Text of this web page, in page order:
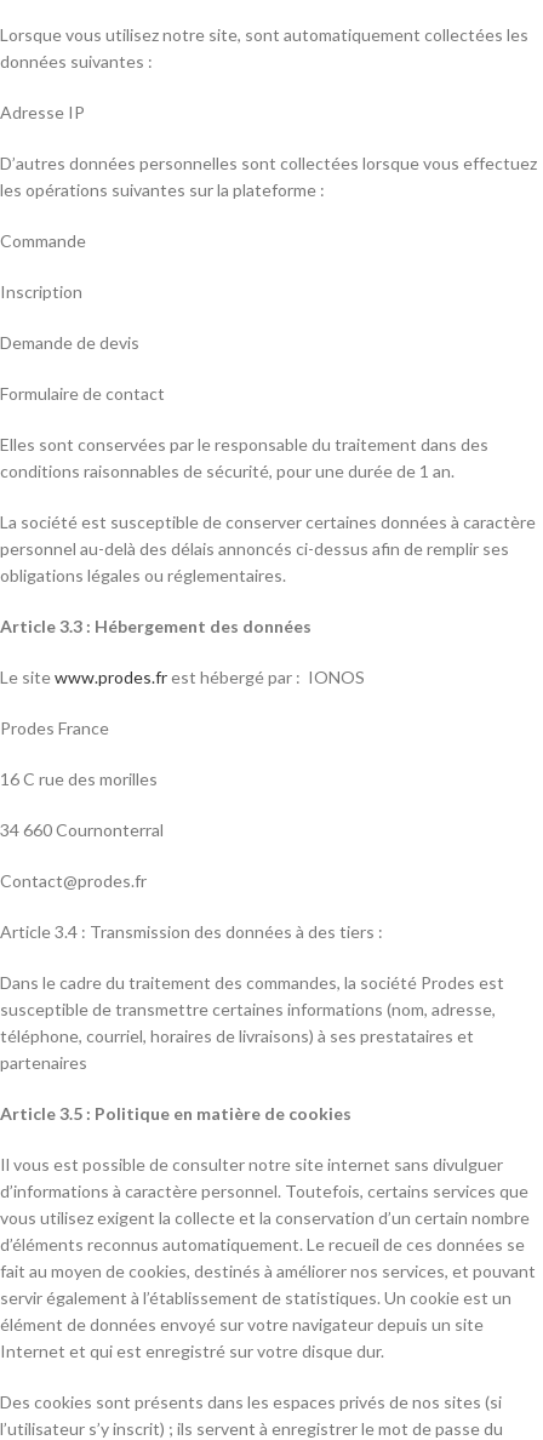
Lorsque vous utilisez notre site, sont automatiquement collectées les
données suivantes :
Adresse IP
D’autres données personnelles sont collectées lorsque vous effectuez
les opérations suivantes sur la plateforme :
Commande
Inscription
Demande de devis
Formulaire de contact
Elles sont conservées par le responsable du traitement dans des
conditions raisonnables de sécurité, pour une durée de 1 an.
La société est susceptible de conserver certaines données à caractère
personnel au-delà des délais annoncés ci-dessus afin de remplir ses
obligations légales ou réglementaires.
Article 3.3 : Hébergement des données
Le sitewww.prodes.frest hébergé par : IONOS
Prodes France
16 C rue des morilles
34 660 Cournonterral
Contact@prodes.fr
Article 3.4 : Transmission des données à des tiers :
Dans le cadre du traitement des commandes, la société Prodes est
susceptible de transmettre certaines informations (nom, adresse,
téléphone, courriel, horaires de livraisons) à ses prestataires et
partenaires
Article 3.5 : Politique en matière de cookies
Il vous est possible de consulter notre site internet sans divulguer
d’informations à caractère personnel. Toutefois, certains services que
vous utilisez exigent la collecte et la conservation d’un certain nombre
d’éléments reconnus automatiquement. Le recueil de ces données se
fait au moyen de cookies, destinés à améliorer nos services, et pouvant
servir également à l’établissement de statistiques. Un cookie est un
élément de données envoyé sur votre navigateur depuis un site
Internet et qui est enregistré sur votre disque dur.
Des cookies sont présents dans les espaces privés de nos sites (si
l’utilisateur s’y inscrit) ; ils servent à enregistrer le mot de passe du